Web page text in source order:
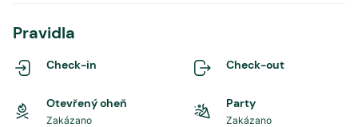
Pravidla
Check-in Check-out
Otevřený oheň
Zakázano
Party
Zakázano